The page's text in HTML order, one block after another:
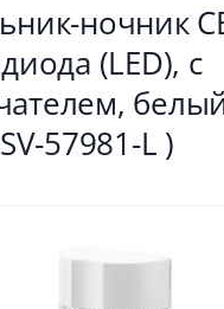
ночник
(LED), с
57981-L )